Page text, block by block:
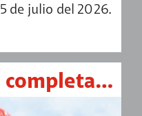
de julio del 2026.
Enzo Fittipaldi completa el doblete en Mid-Ohio y es líder de Indy NXT